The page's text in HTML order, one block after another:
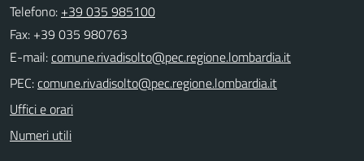
Telefono: +39 035 985100
Fax: +39 035 980763
E-mail:
PEC:
Uffici e orari
Numeri utili